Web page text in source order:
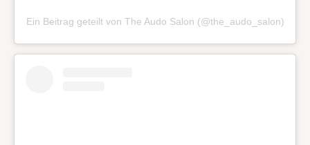
Ein Beitrag geteilt von The Audo Salon (@the_audo_salon)